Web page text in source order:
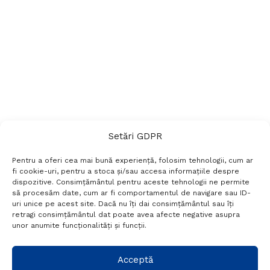
Setări GDPR
Pentru a oferi cea mai bună experiență, folosim tehnologii, cum ar
fi cookie-uri, pentru a stoca și/sau accesa informațiile despre
dispozitive. Consimțământul pentru aceste tehnologii ne permite
să procesăm date, cum ar fi comportamentul de navigare sau ID-
uri unice pe acest site. Dacă nu îți dai consimțământul sau îți
retragi consimțământul dat poate avea afecte negative asupra
unor anumite funcționalități și funcții.
Acceptă
Termeni si conditii
Politică de confidențialitate
Politica cookies
Setări GDPR
+40 788 760 194